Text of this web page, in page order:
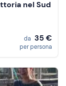
nel Sud
da 35 €
per persona